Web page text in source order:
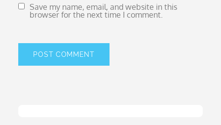
Save my name, email, and website in this
browser for the next time I comment.